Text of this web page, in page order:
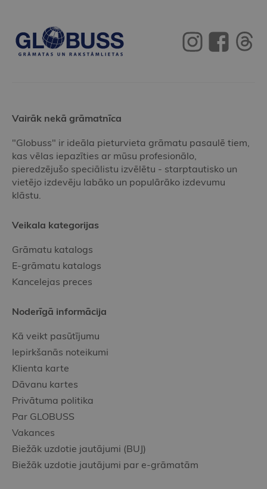
Vairāk nekā grāmatnīca
"Globuss" ir ideāla pieturvieta grāmatu pasaulē tiem,
kas vēlas iepazīties ar mūsu profesionālo,
pieredzējušo speciālistu izvēlētu - starptautisko un
vietējo izdevēju labāko un populārāko izdevumu
klāstu.
Veikala kategorijas
Grāmatu katalogs
E-grāmatu katalogs
Kancelejas preces
Noderīgā informācija
Kā veikt pasūtījumu
Iepirkšanās noteikumi
Klienta karte
Dāvanu kartes
Privātuma politika
Par GLOBUSS
Vakances
Biežāk uzdotie jautājumi (BUJ)
Biežāk uzdotie jautājumi par e-grāmatām